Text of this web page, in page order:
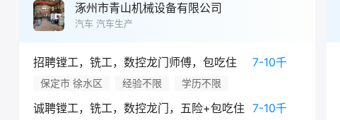
涿州市青山机械设备有限公司
汽车 汽车生产
招聘镗工，铣工，数控龙门师傅，包吃住 7-10千
保定市 徐水区 经验不限 学历不限
诚聘镗工，铣工，数控龙门，五险+包吃住 7-10千